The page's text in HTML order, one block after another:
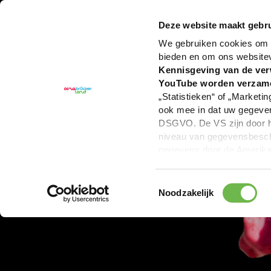
Deze website maakt
We gebruiken cookies
bieden en om ons
Kennisgeving van de
YouTube worden
„Statistieken“ of
ook mee in dat uw
DSGVO. De VS zijn door
niveau van
overdracht niet
We geven u hier graag
Toestemmingsselectie
Noodzakelijk